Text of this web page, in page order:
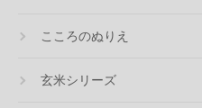
こころのぬりえ
玄米シリーズ